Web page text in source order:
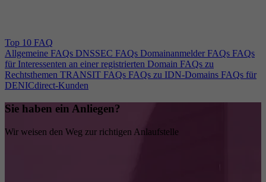
Top 10 FAQ
Allgemeine FAQs DNSSEC FAQs Domainanmelder FAQs FAQs
für Interessenten an einer registrierten Domain FAQs zu
Rechtsthemen TRANSIT FAQs FAQs zu IDN-Domains FAQs für
DENICdirect-Kunden
Sie haben ein Anliegen?
Wir weisen den Weg zur richtigen Anlaufstelle